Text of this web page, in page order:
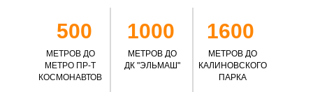
МЕТРОВ ДО
МЕТРО ПР-Т
КОСМОНАВТОВ
МЕТРОВ ДО
ДК "ЭЛЬМАШ"
МЕТРОВ ДО
КАЛИНОВСКОГО
ПАРКА
500 1000 1600